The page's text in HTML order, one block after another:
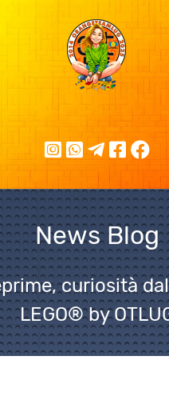
News Blog
curiosità
LEGO® by